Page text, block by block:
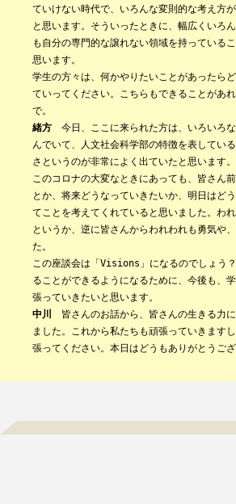
ていけない時代で、いろんな変則的な考え方
と思います。そういったときに、幅広くいろ
も自分の専門的な譲れない領域を持っている
思います。
学生の方々は、何かやりたいことがあったら
ていってください。こちらもできることがあ
で。
緒方 今日、ここに来られた方は、いろいろ
んでいて、人文社会科学部の特徴を表してい
さというのが非常によく出ていたと思います。
このコロナの大変なときにあっても、皆さん
とか、将来どうなっていきたいか、明日はど
てことを考えてくれていると思いました。わ
というか、逆に皆さんからわれわれも勇気や
た。
この座談会は「Visions」になるのでしょう
ることができるようになるために、今後も、
張っていきたいと思います。
中川
皆さんのお話から、皆さんの生きる力
ました。これから私たちも頑張っていきます
張ってください。本日はどうもありがとうござ